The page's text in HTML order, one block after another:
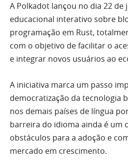
A Polkadot lançou no dia 22
educacional interativo sobre
programação em Rust,
com o objetivo de facilitar o
e integrar novos usuários ao
A iniciativa marca um passo
democratização da tecnologia
nos demais países de língua
barreira do idioma ainda é um
obstáculos para a adoção e
mercado em crescimento.